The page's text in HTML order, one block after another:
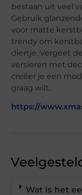
bestaan uit veel
Gebruik
voor matte
trendy om
diertje. Vergeet
versieren met
creëer je een
graag wilt.
https://
Wat is het